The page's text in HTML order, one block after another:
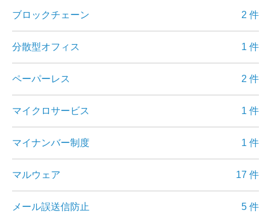
ブロックチェーン 2 件
分散型オフィス 1 件
ペーパーレス 2 件
マイクロサービス 1 件
マイナンバー制度 1 件
マルウェア 17 件
メール誤送信防止 5 件